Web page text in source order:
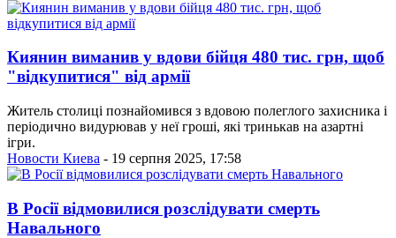
Киянин виманив у вдови бійця 480 тис. грн, щоб
"відкупитися" від армії
Житель столиці познайомився з вдовою полеглого захисника і
періодично видурював у неї гроші, які тринькав на азартні
ігри.
Новости Киева - 19 серпня 2025, 17:58
В Росії відмовилися розслідувати смерть
Навального